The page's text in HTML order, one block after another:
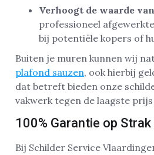
Verhoogt de waarde
professioneel
bij potentiële kopers of
Buiten je muren kunnen wij
plafond sauzen, ook hierbij
dat betreft bieden onze
vakwerk tegen de laagste
100% Garantie op
Bij Schilder Service